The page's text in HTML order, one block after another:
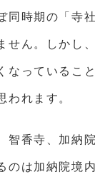
同時期の「寺
せん。しかし
なっているこ
われます。
智香寺、加納
のは加納院境